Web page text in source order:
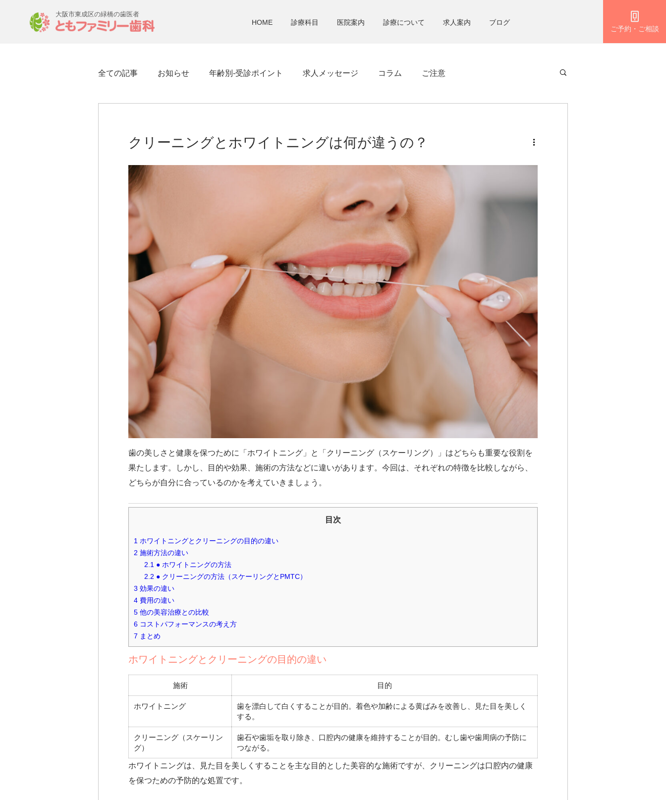
ご予約・ご相談
大阪市東成区の緑橋の歯医者
HOME 診療科目 医院案内 診療について 求人案内 ブログ
全ての記事 お知らせ 年齢別-受診ポイント 求人メッセージ コラム ご注意
クリーニングとホワイトニングは何が違うの？
歯の美しさと健康を保つために「ホワイトニング」と「クリーニング（スケーリング）」はどちらも重要な役割を
果たします。しかし、目的や効果、施術の方法などに違いがあります。今回は、それぞれの特徴を比較しながら、
どちらが自分に合っているのかを考えていきましょう。
目次
1 ホワイトニングとクリーニングの目的の違い
2 施術方法の違い
2.1 ● ホワイトニングの方法
2.2 ● クリーニングの方法（スケーリングとPMTC）
3 効果の違い
4 費用の違い
5 他の美容治療との比較
6 コストパフォーマンスの考え方
7 まとめ
ホワイトニングとクリーニングの目的の違い
施術 目的
ホワイトニング
歯を漂白して白くすることが目的。着色や加齢による黄ばみを改善し、見た目を美しく
する。
クリーニング（スケーリン
グ）
歯石や歯垢を取り除き、口腔内の健康を維持することが目的。むし歯や歯周病の予防に
つながる。
ホワイトニングは、見た目を美しくすることを主な目的とした美容的な施術ですが、クリーニングは口腔内の健康
を保つための予防的な処置です。